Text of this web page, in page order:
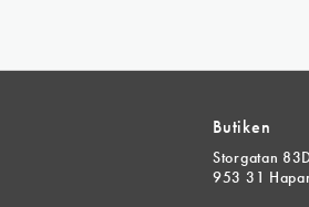
Butiken
Storgatan
953 31